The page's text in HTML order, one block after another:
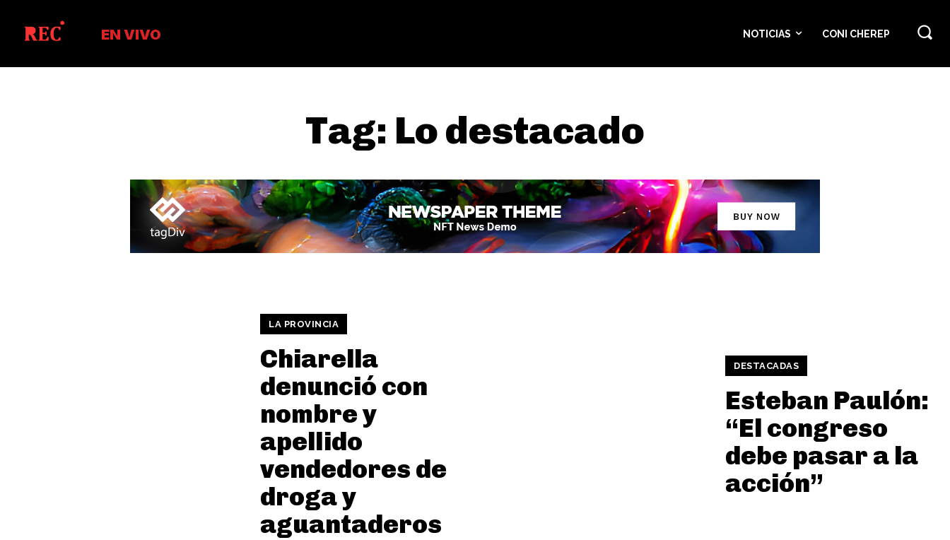
EN VIVO NOTICIAS CONI CHEREP
Tag: Lo destacado
LA PROVINCIA
Chiarella
denunció con
nombre y
apellido
vendedores de
droga y
aguantaderos
DESTACADAS
Esteban Paulón:
“El congreso
debe pasar a la
acción”